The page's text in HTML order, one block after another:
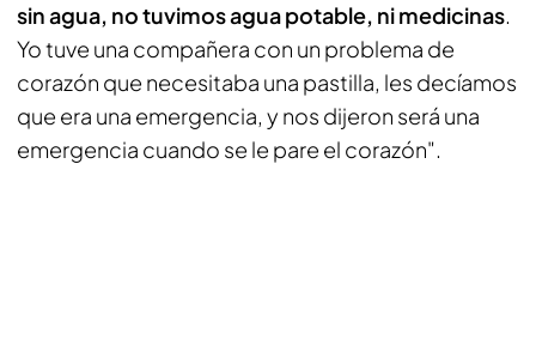
sin agua, no tuvimos agua potable, ni medicinas.
Yo tuve una compañera con un problema de
corazón que necesitaba una pastilla, les decíamos
que era una emergencia, y nos dijeron será una
emergencia cuando se le pare el corazón".